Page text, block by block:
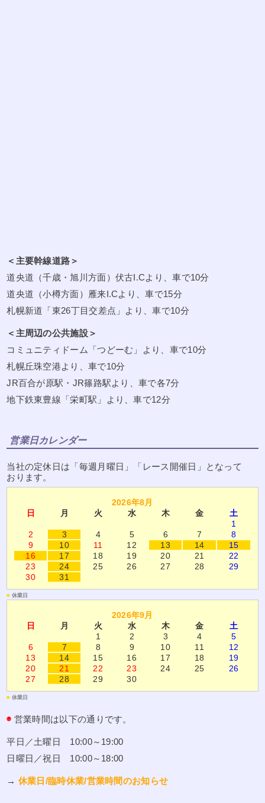
＜主要幹線道路＞
道央道（千歳・旭川方面）伏古I.Cより、車で10分
道央道（小樽方面）雁来I.Cより、車で15分
札幌新道「東26丁目交差点」より、車で10分
＜主周辺の公共施設＞
コミュニティドーム「つどーむ」より、車で10分
札幌丘珠空港より、車で10分
JR百合が原駅・JR篠路駅より、車で各7分
地下鉄東豊線「栄町駅」より、車で12分
営業日カレンダー
当社の定休日は「毎週月曜日」「レース開催日」となって
おります。
2026年8月
日
月 火 水 木 金
土
1
2
3 4 5 6 7
8
9
10 11 12 13 14
15
16
17 18 19 20 21
22
23
24 25 26 27 28
29
30
31
■ 休業日
2026年9月
日
月 火 水 木 金
土
1
2 3 4
5
6
7 8 9 10 11
12
13
14 15 16 17 18
19
20
21 22 23 24 25
26
27
28 29 30
■ 休業日
◉ 営業時間は以下の通りです。
平日／土曜日 10:00～19:00
日曜日／祝日 10:00～18:00
→ 休業日/臨時休業/営業時間のお知らせ